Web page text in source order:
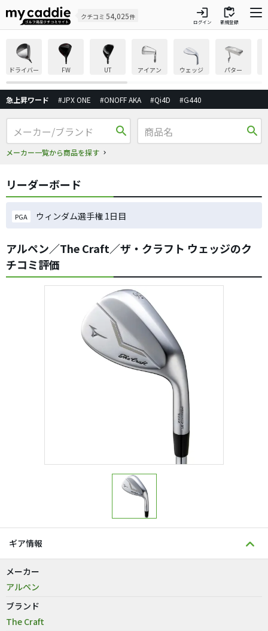
クチコミ 54,025件 login
ログイン
inventory
新規登録
ドライバー FW UT アイアン ウェッジ パター
急上昇ワード #JPX ONE #ONOFF AKA #Qi4D #G440
search
メーカー一覧から商品を探す
search
リーダーボード
PGA ウィンダム選手権 1日目
アルペン／The Craft／ザ・クラフト ウェッジのク
チコミ評価
ギア情報
メーカー
アルペン
ブランド
The Craft